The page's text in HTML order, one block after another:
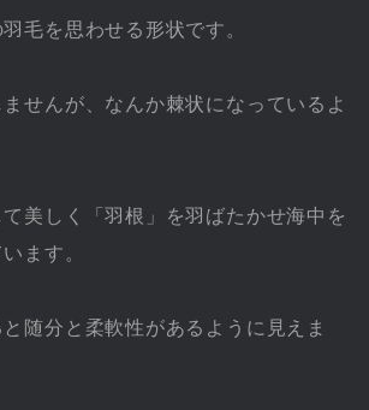
毛を思わせる形状です。
せんが、なんか棘状になっているよ
美しく「羽根」を羽ばたかせ海中を
ます。
随分と柔軟性があるように見えま